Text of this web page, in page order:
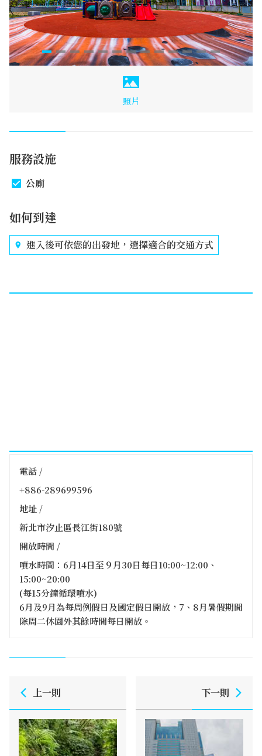
照片
服務設施
公廁
如何到達
進入後可依您的出發地，選擇適合的交通方式
電話 /
+886-289699596
地址 /
新北市汐止區長江街180號
開放時間 /
噴水時間：6月14日至９月30日每日10:00~12:00、
15:00~20:00
(每15分鐘循環噴水)
6月及9月為每周例假日及國定假日開放，7、8月暑假期間
除周二休園外其餘時間每日開放。
上一則 下一則